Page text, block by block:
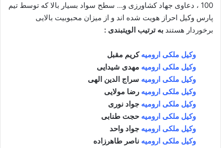
100 ، دعاوی جهاد کشاورزی و… سطح سواد بسیار بالا که توسط تیم
پارس وکیل احراز هویت شده اند و از میزان محبوبیت بالایی
برخوردار هستند به ترتیب الویتبندی :
وکیل ملکی ارومیه کریم مقبل
وکیل ملکی ارومیه مهدی شیدایی
وکیل ملکی ارومیه سراج الدین الهی
وکیل ملکی ارومیه رضا مولایی
وکیل ملکی ارومیه جواد نوری
وکیل ملکی ارومیه حجت طنابی
وکیل ملکی ارومیه جواد واحد
وکیل ملکی ارومیه ناصر طاهرزاده